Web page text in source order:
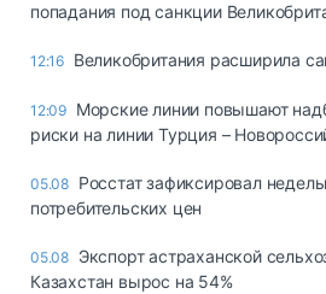
попадания под санкции
12:16 Великобритания расширила
12:09 Морские линии повышают
риски на линии Турция –
05.08 Росстат зафиксировал
потребительских цен
05.08 Экспорт астраханской
Казахстан вырос на 54%